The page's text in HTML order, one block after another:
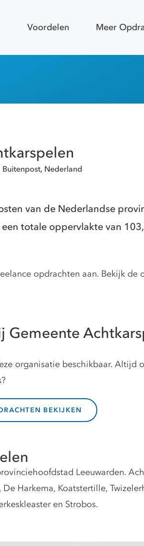
Voordelen Meer
Nederland
van de Nederlandse
totale oppervlakte van
opdrachten aan. Bekijk de
Gemeente
organisatie beschikbaar. Altijd
BEKIJKEN
Leeuwarden.
Harkema, Koatstertille,
en Strobos.